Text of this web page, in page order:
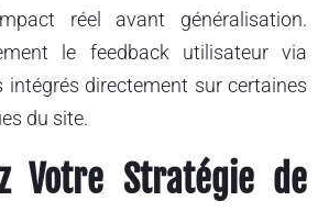
réel avant généralisation.
le feedback utilisateur via
intégrés directement sur certaines
du site.
Votre Stratégie de